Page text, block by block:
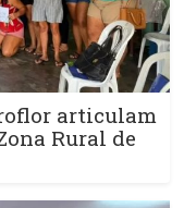
articulam
Rural de